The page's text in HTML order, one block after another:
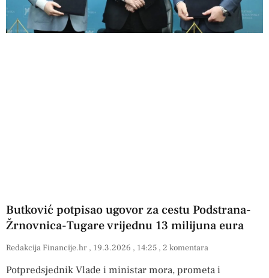
Butković potpisao ugovor za cestu Podstrana-
Žrnovnica-Tugare vrijednu 13 milijuna eura
Redakcija Financije.hr 19.3.2026 14:25 2 komentara
Potpredsjednik Vlade i ministar mora, prometa i